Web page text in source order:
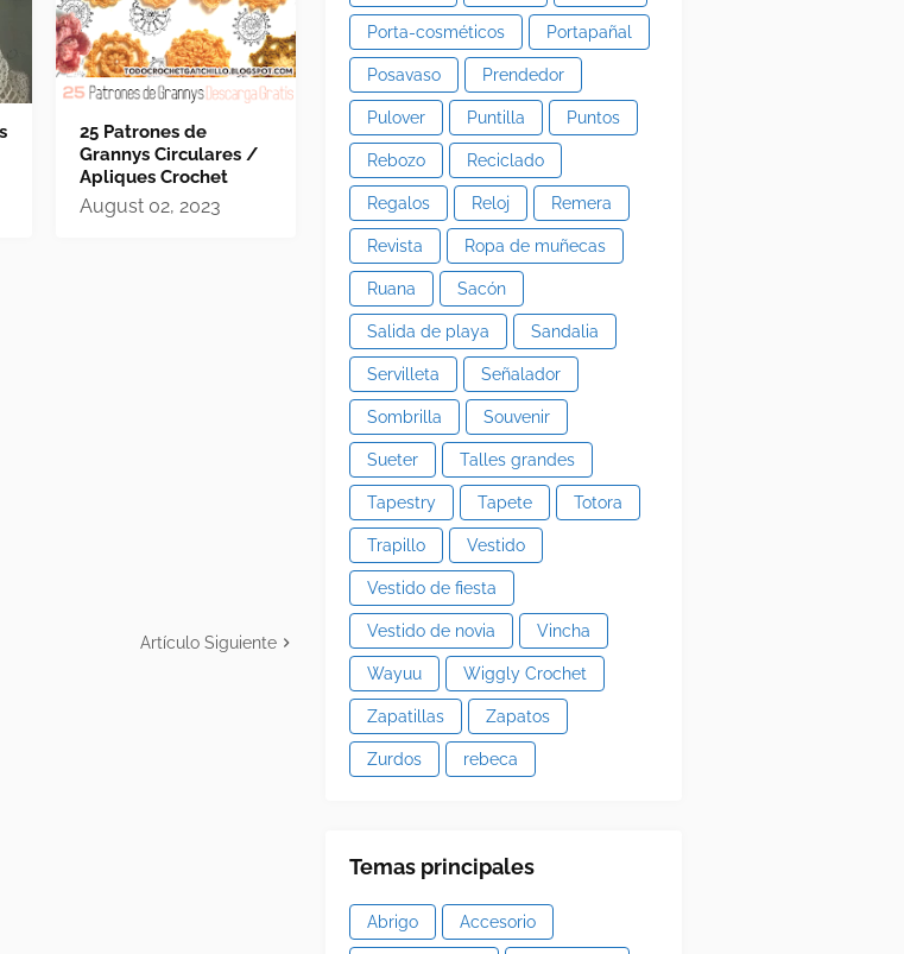
25 Patrones de
Grannys Circulares /
Apliques Crochet
August 02, 2023
Artículo Siguiente
Porta-cosméticos Portapañal
Posavaso Prendedor
Pulover Puntilla Puntos
Rebozo Reciclado
Regalos Reloj Remera
Revista Ropa de muñecas
Ruana Sacón
Salida de playa Sandalia
Servilleta Señalador
Sombrilla Souvenir
Sueter Talles grandes
Tapestry Tapete Totora
Trapillo Vestido
Vestido de fiesta
Vestido de novia Vincha
Wayuu Wiggly Crochet
Zapatillas Zapatos
Zurdos rebeca
Temas principales
Abrigo Accesorio